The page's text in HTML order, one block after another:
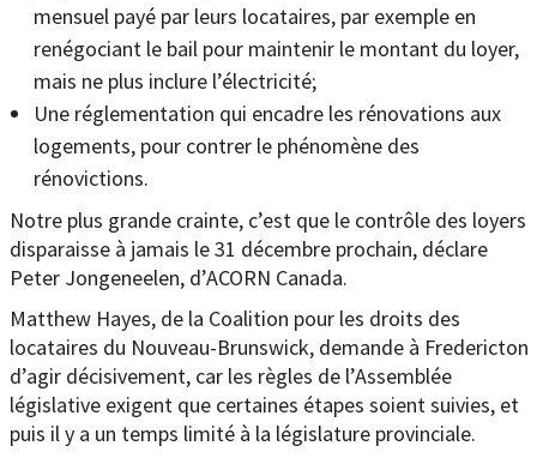
mensuel payé par leurs locataires, par exemple en
renégociant le bail pour maintenir le montant du loyer,
mais ne plus inclure l’électricité;
Une réglementation qui encadre les rénovations aux
logements, pour contrer le phénomène des
rénovictions.
Notre plus grande crainte, c’est que le contrôle des loyers
disparaisse à jamais le 31 décembre prochain, déclare
Peter Jongeneelen, d’ACORN Canada.
Matthew Hayes, de la Coalition pour les droits des
locataires du Nouveau-Brunswick, demande à Fredericton
d’agir décisivement, car les règles de l’Assemblée
législative exigent que certaines étapes soient suivies, et
puis il y a un temps limité à la législature provinciale.